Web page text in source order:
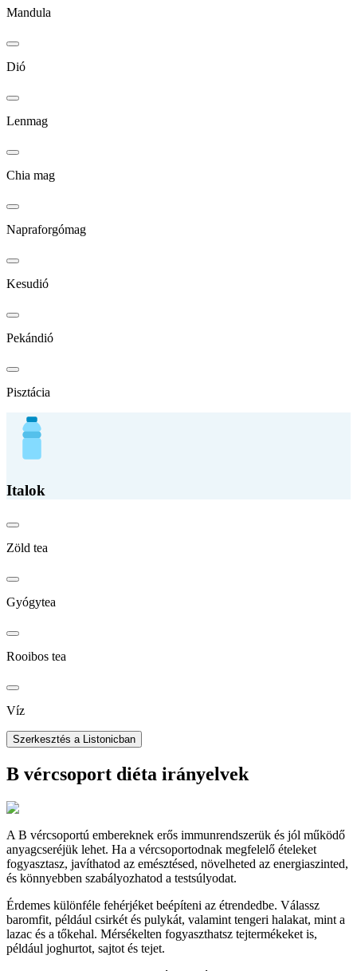
Mandula
Dió
Lenmag
Chia mag
Napraforgómag
Kesudió
Pekándió
Pisztácia
Italok
Zöld tea
Gyógytea
Rooibos tea
Víz
Szerkesztés a Listonicban
B vércsoport diéta irányelvek
A B vércsoportú embereknek erős immunrendszerük és jól működő
anyagcseréjük lehet. Ha a vércsoportodnak megfelelő ételeket
fogyasztasz, javíthatod az emésztésed, növelheted az energiaszinted,
és könnyebben szabályozhatod a testsúlyodat.
Érdemes különféle fehérjéket beépíteni az étrendedbe. Válassz
baromfit, például csirkét és pulykát, valamint tengeri halakat, mint a
lazac és a tőkehal. Mérsékelten fogyaszthatsz tejtermékeket is,
például joghurtot, sajtot és tejet.